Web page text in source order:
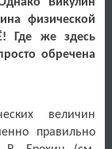
физической
Где же здесь
обречена
величин
правильно